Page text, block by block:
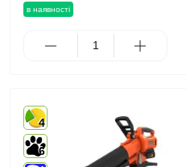
в наявності
4
6